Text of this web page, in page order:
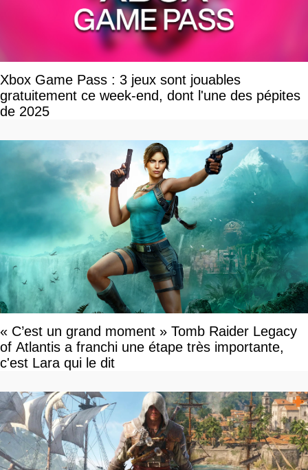
Xbox Game Pass : 3 jeux sont jouables
gratuitement ce week-end, dont l'une des pépites
de 2025
« C’est un grand moment » Tomb Raider Legacy
of Atlantis a franchi une étape très importante,
c'est Lara qui le dit